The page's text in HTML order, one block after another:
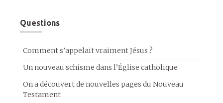
Questions
Comment s’appelait vraiment Jésus ?
Un nouveau schisme dans l’Église catholique
On a découvert de nouvelles pages du Nouveau
Testament